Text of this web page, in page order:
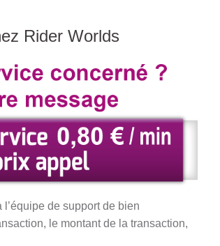
Rider Worlds
de support de bien
le montant de la transaction,